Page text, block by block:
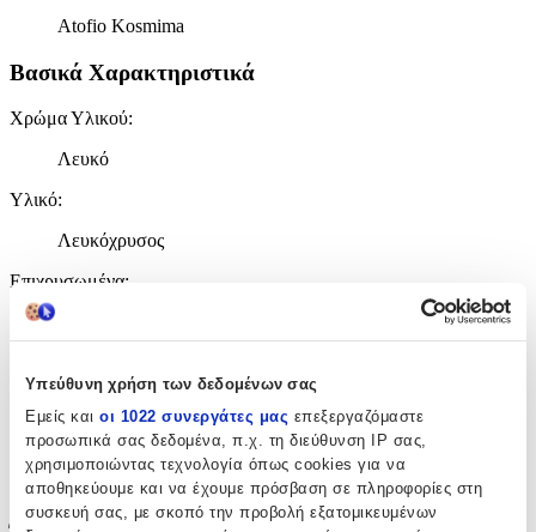
Υπεύθυνη χρήση των δεδομένων σας
Εμείς και οι 1022 συνεργάτες μας επεξεργαζόμαστε
προσωπικά σας δεδομένα, π.χ. τη διεύθυνση IP σας,
χρησιμοποιώντας τεχνολογία όπως cookies για να
αποθηκεύουμε και να έχουμε πρόσβαση σε πληροφορίες στη
συσκευή σας, με σκοπό την προβολή εξατομικευμένων
Atofio Kosmima
Βασικά Χαρακτηριστικά
Χρώμα Υλικού:
Λευκό
Υλικό:
Λευκόχρυσος
Επιχρυσωμένα:
Σετ:
Όχι